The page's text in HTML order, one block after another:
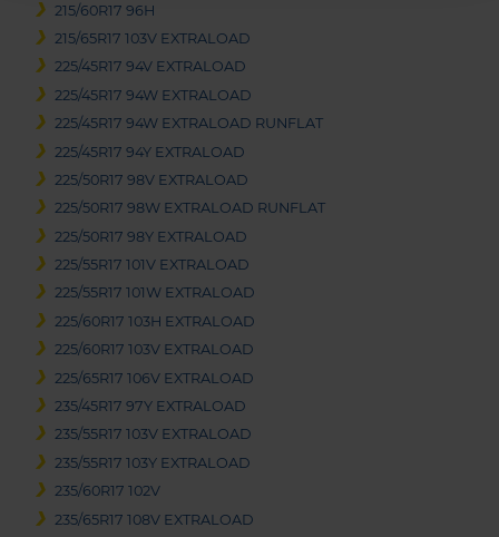
215/60R17 96H
215/65R17 103V EXTRALOAD
225/45R17 94V EXTRALOAD
225/45R17 94W EXTRALOAD
225/45R17 94W EXTRALOAD RUNFLAT
225/45R17 94Y EXTRALOAD
225/50R17 98V EXTRALOAD
225/50R17 98W EXTRALOAD RUNFLAT
225/50R17 98Y EXTRALOAD
225/55R17 101V EXTRALOAD
225/55R17 101W EXTRALOAD
225/60R17 103H EXTRALOAD
225/60R17 103V EXTRALOAD
225/65R17 106V EXTRALOAD
235/45R17 97Y EXTRALOAD
235/55R17 103V EXTRALOAD
235/55R17 103Y EXTRALOAD
235/60R17 102V
235/65R17 108V EXTRALOAD